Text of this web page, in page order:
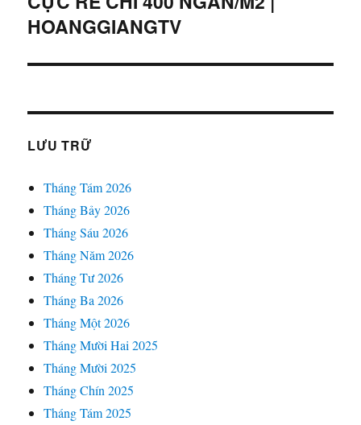
HOANGGIANGTV
LƯU TRỮ
Tháng Tám 2026
Tháng Bảy 2026
Tháng Sáu 2026
Tháng Năm 2026
Tháng Tư 2026
Tháng Ba 2026
Tháng Một 2026
Tháng Mười Hai 2025
Tháng Mười 2025
Tháng Chín 2025
Tháng Tám 2025